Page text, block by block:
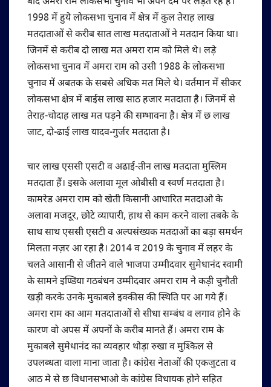
1998 में हुये लोकसभा चुनाव में क्षेत्र में कुल तेराह लाख
मतदाताओं से करीब सात लाख मतदाताओं ने मतदान किया था।
जिनमें से करीब दो लाख मत अमरा राम को मिले थे। लड़े
लोकसभा चुनाव में अमरा राम को उसी 1988 के लोकसभा
चुनाव में अबतक के सबसे अधिक मत मिले थे। वर्तमान में सीकर
लोकसभा क्षेत्र में बाईस लाख साठ हजार मतदाता है। जिनमें से
तेराह-चोदाह लाख मत पड़ने की सम्भावना है। क्षेत्र में छ लाख
जाट, दो-ढाई लाख यादव-गुर्जर मतदाता है।
चार लाख एससी एसटी व अढाई-तीन लाख मतदाता मुस्लिम
मतदाता हैं। इसके अलावा मूल ओबीसी व स्वर्ण मतदाता है।
कामरेड अमरा राम को खेती किसानी आधारित मतदाओ के
अलावा मजदूर, छोटे व्यापारी, हाथ से काम करने वाला तबके के
साथ साथ एससी एसटी व अल्पसंख्यक मतदाओं का बड़ा समर्थन
मिलता नज़र आ रहा है। 2014 व 2019 के चुनाव में लहर के
चलते आसानी से जीतने वाले भाजपा उम्मीदवार सुमेधानंद स्वामी
के सामने इण्डिया गठबंधन उम्मीदवार अमरा राम ने कड़ी चुनौती
खड़ी करके उनके मुकाबले इक्कीस की स्थिति पर आ गये हैं।
अमरा राम का आम मतदाताओं से सीधा सम्बंध व लगाव होने के
कारण वो अपस में अपनों के करीब मानते हैं। अमरा राम के
मुकाबले सुमेधानंद का व्यवहार थोड़ा रुखा व मुश्किल से
उपलब्धता वाला माना जाता है। कांग्रेस नेताओं की एकजुटता व
आठ मे से छ विधानसभाओ के कांग्रेस विधायक होने सहित